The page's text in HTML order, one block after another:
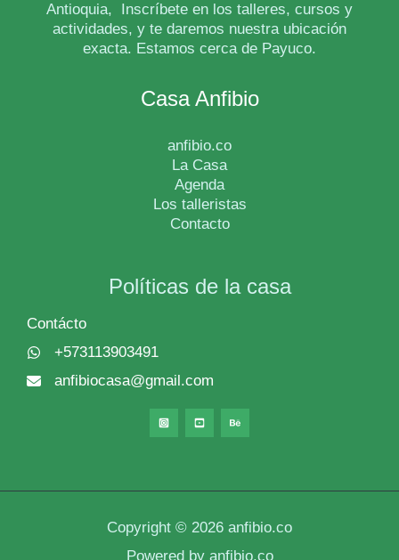
Antioquia, Inscríbete en los talleres, cursos y
actividades, y te daremos nuestra ubicación
exacta. Estamos cerca de Payuco.
Casa Anfibio
anfibio.co
La Casa
Agenda
Los talleristas
Contacto
Políticas de la casa
Contácto
+573113903491
anfibiocasa@gmail.com
Copyright © 2026 anfibio.co
Powered by anfibio.co